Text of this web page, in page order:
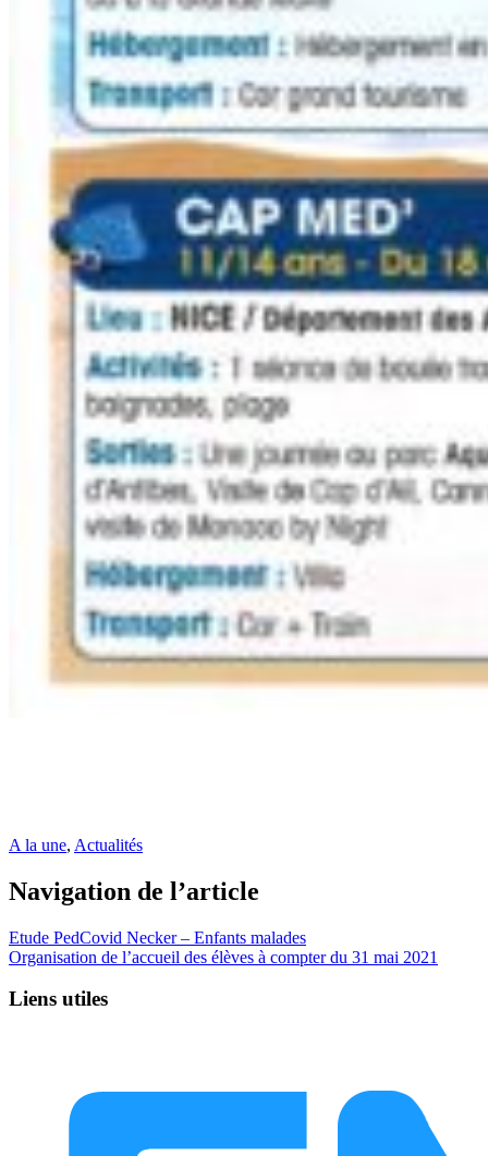
A la une, Actualités
Navigation de l’article
Etude PedCovid Necker – Enfants malades
Organisation de l’accueil des élèves à compter du 31 mai 2021
Liens utiles